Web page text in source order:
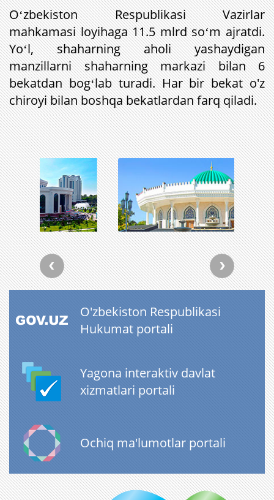
Oʻzbekiston Respublikasi Vazirlar
mahkamasi loyihaga 11.5 mlrd soʻm ajratdi.
Yoʻl, shaharning aholi yashaydigan
manzillarni shaharning markazi bilan 6
bekatdan bogʻlab turadi.Har bir bekat o'z
chiroyi bilanboshqa bekatlardanfarq qiladi.
O'zbekiston Respublikasi
Hukumat portali
Yagona interaktiv davlat
xizmatlari portali
Ochiq ma'lumotlar portali